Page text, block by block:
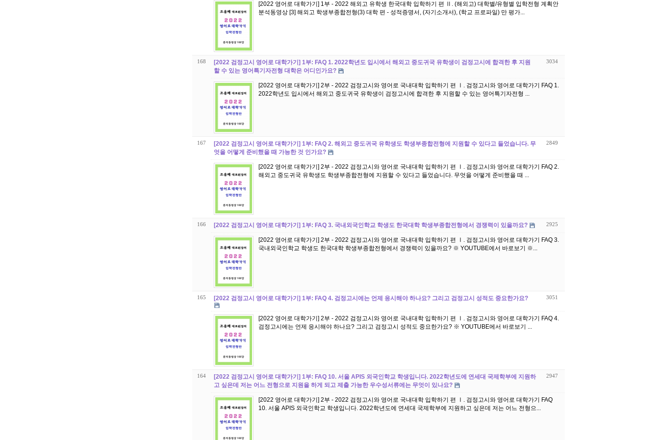
[2022 영어로 대학가기] 1부 - 2022 해외고 유학생 한국대학 입학하기 편 Ⅱ. (해외고) 대학별/유형별 입학전형 계획안
분석동영상 [3] 해외고 학생부종합전형(3) 대학 편 - 성적증명서, (자기소개서), (학교 프로파일) 만 평가...
168
[2022 검정고시 영어로 대학가기] 1부: FAQ 1. 2022학년도 입시에서 해외고 중도귀국 유학생이 검정고시에 합격한 후 지원
할 수 있는 영어특기자전형 대학은 어디인가요?
3034
[2022 영어로 대학가기] 2부 - 2022 검정고시와 영어로 국내대학 입학하기 편 Ⅰ. 검정고시와 영어로 대학가기 FAQ 1.
2022학년도 입시에서 해외고 중도귀국 유학생이 검정고시에 합격한 후 지원할 수 있는 영어특기자전형 ...
167
[2022 검정고시 영어로 대학가기] 1부: FAQ 2. 해외고 중도귀국 유학생도 학생부종합전형에 지원할 수 있다고 들었습니다. 무
엇을 어떻게 준비했을 때 가능한 것 인가요?
2849
[2022 영어로 대학가기] 2부 - 2022 검정고시와 영어로 국내대학 입학하기 편 Ⅰ. 검정고시와 영어로 대학가기 FAQ 2.
해외고 중도귀국 유학생도 학생부종합전형에 지원할 수 있다고 들었습니다. 무엇을 어떻게 준비했을 때 ...
166 [2022 검정고시 영어로 대학가기] 1부: FAQ 3. 국내외국인학교 학생도 한국대학 학생부종합전형에서 경쟁력이 있을까요? 2925
[2022 영어로 대학가기] 2부 - 2022 검정고시와 영어로 국내대학 입학하기 편 Ⅰ. 검정고시와 영어로 대학가기 FAQ 3.
국내외국인학교 학생도 한국대학 학생부종합전형에서 경쟁력이 있을까요? ※ YOUTUBE에서 바로보기 ※...
165 [2022 검정고시 영어로 대학가기] 1부: FAQ 4. 검정고시에는 언제 응시해야 하나요? 그리고 검정고시 성적도 중요한가요? 3051
[2022 영어로 대학가기] 2부 - 2022 검정고시와 영어로 국내대학 입학하기 편 Ⅰ. 검정고시와 영어로 대학가기 FAQ 4.
검정고시에는 언제 응시해야 하나요? 그리고 검정고시 성적도 중요한가요? ※ YOUTUBE에서 바로보기 ...
164
[2022 검정고시 영어로 대학가기] 1부: FAQ 10. 서울 APIS 외국인학교 학생입니다. 2022학년도에 연세대 국제학부에 지원하
고 싶은데 저는 어느 전형으로 지원을 하게 되고 제출 가능한 우수성서류에는 무엇이 있나요?
2947
[2022 영어로 대학가기] 2부 - 2022 검정고시와 영어로 국내대학 입학하기 편 Ⅰ. 검정고시와 영어로 대학가기 FAQ
10. 서울 APIS 외국인학교 학생입니다. 2022학년도에 연세대 국제학부에 지원하고 싶은데 저는 어느 전형으...